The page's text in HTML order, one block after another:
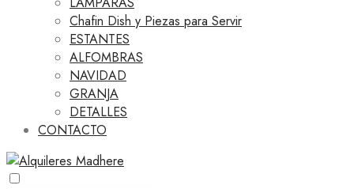
Chafin Dish y Piezas para Servir
ESTANTES
ALFOMBRAS
NAVIDAD
GRANJA
DETALLES
CONTACTO